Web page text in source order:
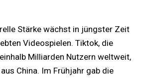
Stärke wächst in jüngster Zeit
Videospielen. Tiktok, die
Milliarden Nutzern weltweit,
China. Im Frühjahr gab die